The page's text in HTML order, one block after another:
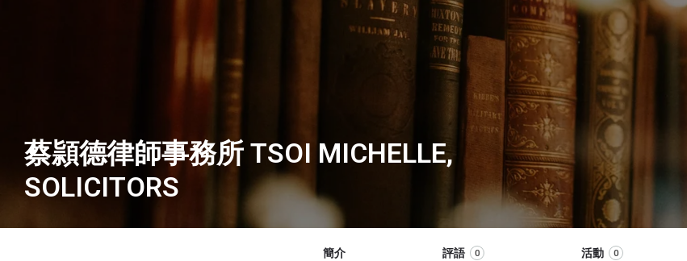
蔡頴德律師事務所 TSOI MICHELLE,
SOLICITORS
簡介 評語 0 活動 0